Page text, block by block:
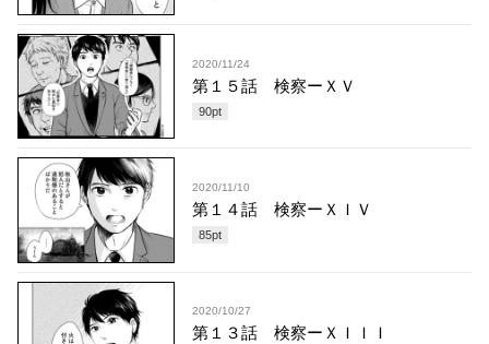
2020/11/24
第１５話 検察ーＸＶ
90pt
2020/11/10
第１４話 検察ーＸＩＶ
85pt
2020/10/27
第１３話 検察ーＸＩＩＩ